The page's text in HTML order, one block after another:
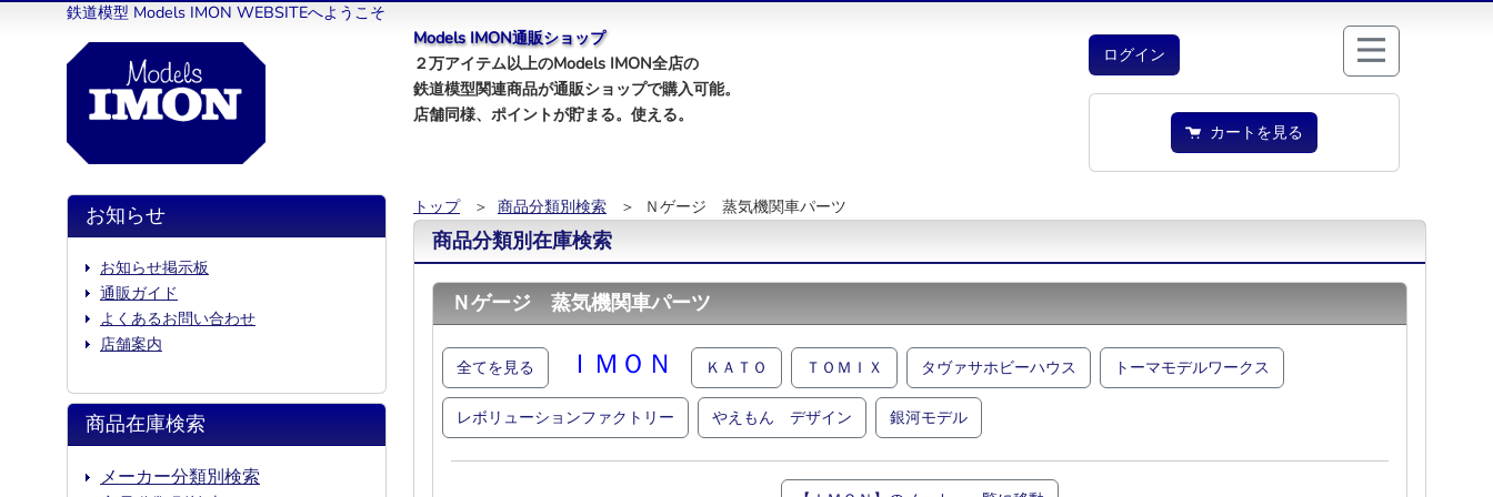
鉄道模型 Models IMON WEBSITEへようこそ
Models IMON通販ショップ
２万アイテム以上のModels IMON全店の
鉄道模型関連商品が通販ショップで購入可能。
店舗同様、ポイントが貯まる。使える。
ログイン
カートを見る
トップ ＞ 商品分類別検索 ＞ Ｎゲージ 蒸気機関車パーツ
商品分類別在庫検索
Ｎゲージ 蒸気機関車パーツ
全てを見る ＩＭＯＮ ＫＡＴＯ ＴＯＭＩＸ タヴァサホビーハウス トーマモデルワークス
レボリューションファクトリー やえもん デザイン 銀河モデル
お知らせ
お知らせ掲示板
通販ガイド
よくあるお問い合わせ
店舗案内
商品在庫検索
メーカー分類別検索